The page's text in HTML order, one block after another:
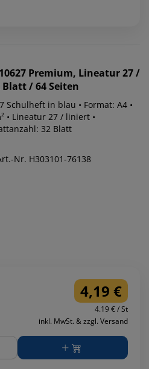
Premium, Lineatur 27 /
/ 64 Seiten
Schulheft in blau • Format: A4 •
• Lineatur 27 / liniert •
32 Blatt
Nr. H303101-76138
4,19 €
4.19 € / St
inkl. MwSt. & zzgl. Versand